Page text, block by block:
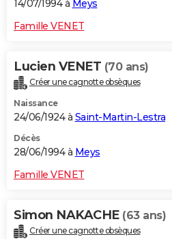
14/07/1994 à Meys
Famille VENET
Lucien VENET (70 ans)
Créer une cagnotte obsèques
Naissance
24/06/1924 à Saint-Martin-Lestra
Décès
28/06/1994 à Meys
Famille VENET
Simon NAKACHE (63 ans)
Créer une cagnotte obsèques